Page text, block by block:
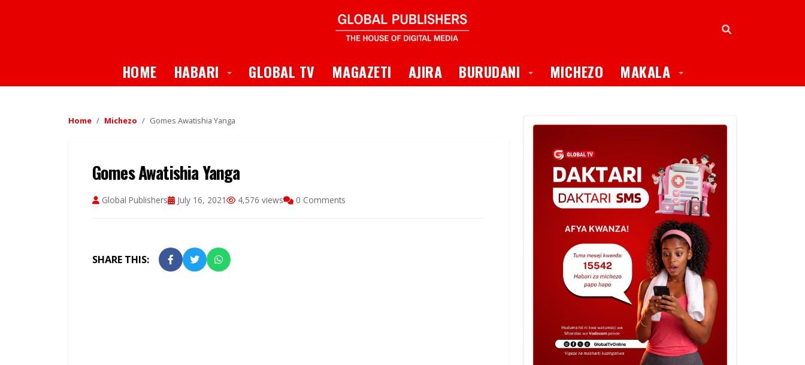
HOME HABARI Toggle Dropdown
GLOBAL TV MAGAZETI AJIRA BURUDANI Toggle Dropdown
MICHEZO MAKALA Toggle Dropdown
Home Michezo Gomes Awatishia Yanga
Gomes Awatishia Yanga
Global Publishers July 16, 2021 4,576 views 0 Comments
SHARE THIS: